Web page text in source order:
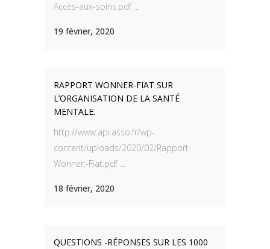
Accès-aux-soins.pdf ...
19 février, 2020
RAPPORT WONNER-FIAT SUR
L’ORGANISATION DE LA SANTÉ
MENTALE.
http://www.api.asso.fr/wp-
content/uploads/2020/02/Rapport-
Wonner.-Fiat.pdf ...
18 février, 2020
QUESTIONS -RÉPONSES SUR LES 1000